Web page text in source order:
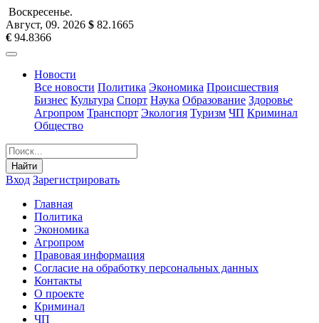
Воскресенье.
Август, 09. 2026 $ 82.1665
€ 94.8366
Новости
Все новости Политика Экономика Происшествия
Бизнес Культура Спорт Наука Образование Здоровье
Агропром Транспорт Экология Туризм ЧП Криминал
Общество
Найти
Вход Зарегистрировать
Главная
Политика
Экономика
Агропром
Правовая информация
Согласие на обработку персональных данных
Контакты
О проекте
Криминал
ЧП